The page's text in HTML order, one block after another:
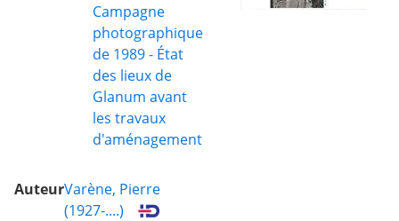
Campagne
photographique
de 1989 - État
des lieux de
Glanum avant
les travaux
d'aménagement
AuteurVarène, Pierre
(1927-....)